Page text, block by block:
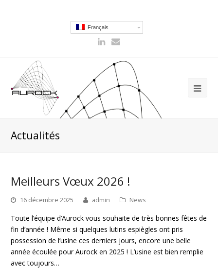
Français
Actualités
Meilleurs Vœux 2026 !
16 décembre 2025 admin News
Toute l’équipe d’Aurock vous souhaite de très bonnes fêtes de
fin d’année ! Même si quelques lutins espiègles ont pris
possession de l’usine ces derniers jours, encore une belle
année écoulée pour Aurock en 2025 ! L’usine est bien remplie
avec toujours…